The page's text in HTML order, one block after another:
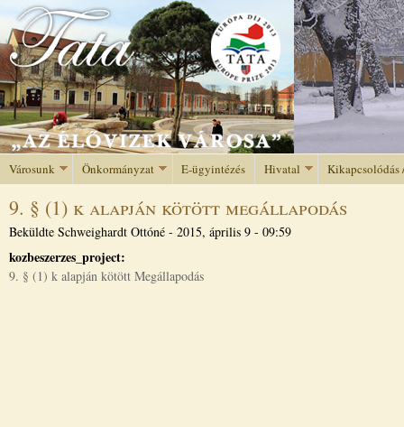
Jump to navigation
Városunk Önkormányzat E-ügyintézés Hivatal Kikapcsolódás
9. § (1) k alapján kötött megállapodás
Beküldte Schweighardt Ottóné - 2015, április 9 - 09:59
kozbeszerzes_project:
9. § (1) k alapján kötött Megállapodás